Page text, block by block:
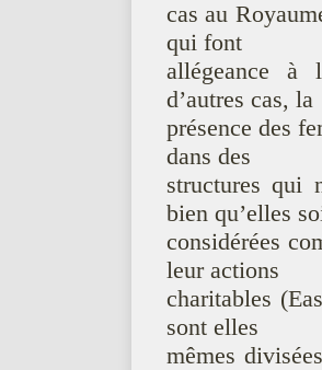
cas au
qui font
allégeance à
d’autres cas, la
présence des
dans des
structures qui
bien qu’elles
considérées
leur actions
charitables
sont elles
mêmes